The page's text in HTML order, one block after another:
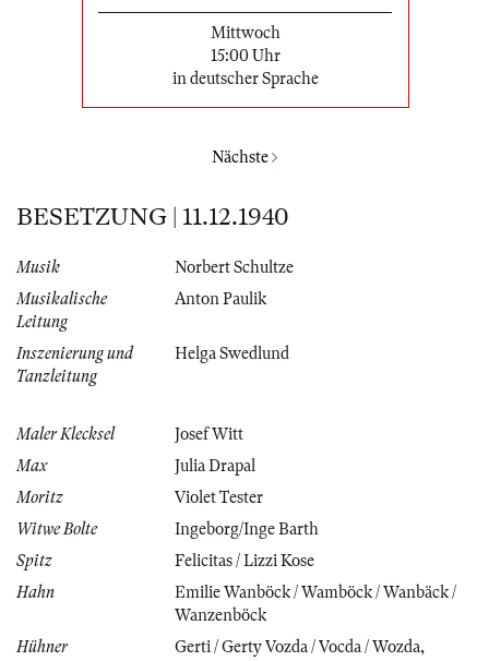
Mittwoch
15:00 Uhr
in deutscher Sprache
Nächste
BESETZUNG | 11.12.1940
Musik
Norbert Schultze
Musikalische
Leitung
Anton Paulik
Inszenierung und
Tanzleitung
Helga Swedlund
Maler Klecksel
Josef Witt
Max
Julia Drapal
Moritz
Violet Tester
Witwe Bolte
Ingeborg/Inge Barth
Spitz
Felicitas / Lizzi Kose
Hahn
Emilie Wanböck / Wamböck / Wanbäck /
Wanzenböck
Hühner
Gerti / Gerty Vozda / Vocda / Wozda,